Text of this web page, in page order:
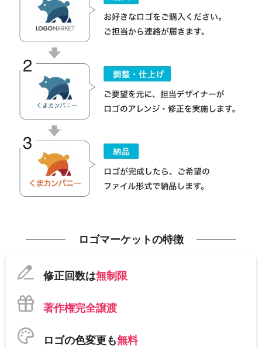
ロゴマーケットの特徴
修正回数は無制限
著作権完全譲渡
ロゴの色変更も無料